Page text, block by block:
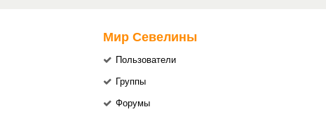
Мир Севелины
Пользователи
Группы
Форумы